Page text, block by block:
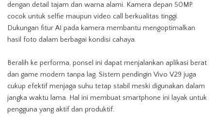
dengan detail tajam dan warna alami. Kamera depan 50MP
cocok untuk selfie maupun video call berkualitas tinggi.
Dukungan fitur AI pada kamera membantu mengoptimalkan
hasil foto dalam berbagai kondisi cahaya.
Beralih ke performa, ponsel ini dapat menjalankan aplikasi berat
dan game modern tanpa lag. Sistem pendingin Vivo V29 juga
cukup efektif menjaga suhu tetap stabil meski digunakan dalam
jangka waktu lama. Hal ini membuat smartphone ini layak untuk
pengguna yang aktif dan produktif.